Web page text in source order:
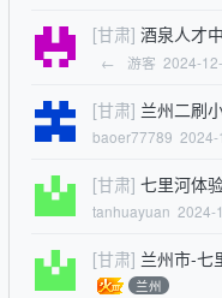
[甘肃] 酒泉人才
← 游客 2024-
[甘肃] 兰州二刷
baoer77789 2024-
[甘肃] 七里河体
tanhuayuan 2024-
[甘肃] 兰州市-七
兰州